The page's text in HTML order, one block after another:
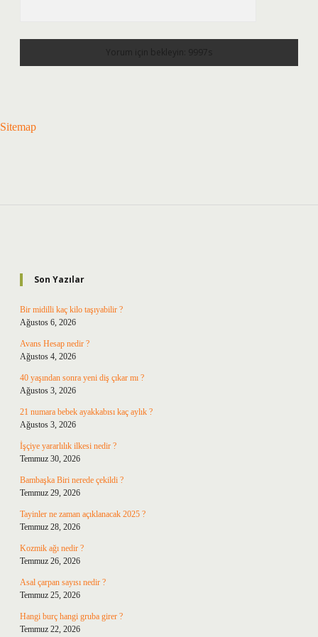
Sitemap
Son Yazılar
Bir midilli kaç kilo taşıyabilir ?
Ağustos 6, 2026
Avans Hesap nedir ?
Ağustos 4, 2026
40 yaşından sonra yeni diş çıkar mı ?
Ağustos 3, 2026
21 numara bebek ayakkabısı kaç aylık ?
Ağustos 3, 2026
İşçiye yararlılık ilkesi nedir ?
Temmuz 30, 2026
Bambaşka Biri nerede çekildi ?
Temmuz 29, 2026
Tayinler ne zaman açıklanacak 2025 ?
Temmuz 28, 2026
Kozmik ağı nedir ?
Temmuz 26, 2026
Asal çarpan sayısı nedir ?
Temmuz 25, 2026
Hangi burç hangi gruba girer ?
Temmuz 22, 2026